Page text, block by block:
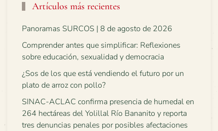
Artículos más recientes
Panoramas SURCOS | 8 de agosto de 2026
Comprender antes que simplificar: Reflexiones
sobre educación, sexualidad y democracia
¿Sos de los que está vendiendo el futuro por un
plato de arroz con pollo?
SINAC-ACLAC confirma presencia de humedal en
264 hectáreas del Yolillal Río Bananito y reporta
tres denuncias penales por posibles afectaciones